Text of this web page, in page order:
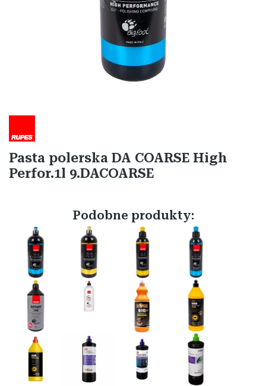
Etykiety
Pasta polerska DA COARSE High
Perfor.1l 9.DACOARSE
Podobne produkty: